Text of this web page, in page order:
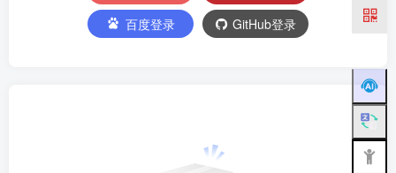
百度登录
GitHub登录